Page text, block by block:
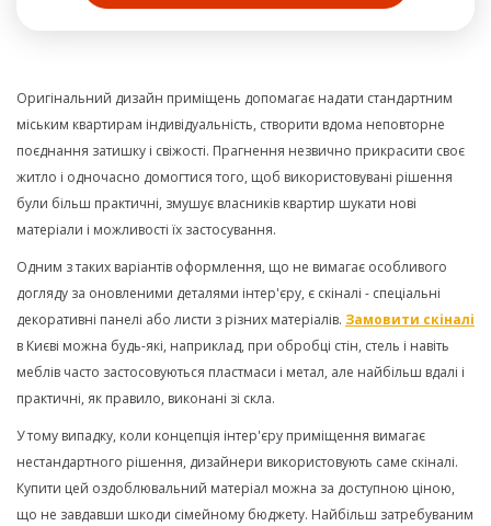
Оригінальний дизайн приміщень допомагає надати стандартним
міським квартирам індивідуальність, створити вдома неповторне
поєднання затишку і свіжості. Прагнення незвично прикрасити своє
житло і одночасно домогтися того, щоб використовувані рішення
були більш практичні, змушує власників квартир шукати нові
матеріали і можливості їх застосування.
Одним з таких варіантів оформлення, що не вимагає особливого
догляду за оновленими деталями інтер'єру, є скіналі - спеціальні
декоративні панелі або листи з різних матеріалів. Замовити скіналі
в Києві можна будь-які, наприклад, при обробці стін, стель і навіть
меблів часто застосовуються пластмаси і метал, але найбільш вдалі і
практичні, як правило, виконані зі скла.
У тому випадку, коли концепція інтер'єру приміщення вимагає
нестандартного рішення, дизайнери використовують саме скіналі.
Купити цей оздоблювальний матеріал можна за доступною ціною,
що не завдавши шкоди сімейному бюджету. Найбільш затребуваним